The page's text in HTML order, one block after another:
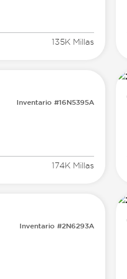
135K Millas
Inventario #16N5395A
174K Millas
Inventario #2N6293A